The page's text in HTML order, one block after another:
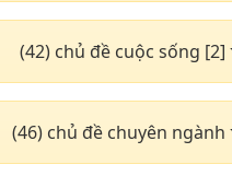
(42) chủ đề cuộc sống [2]
(46) chủ đề chuyên ngành